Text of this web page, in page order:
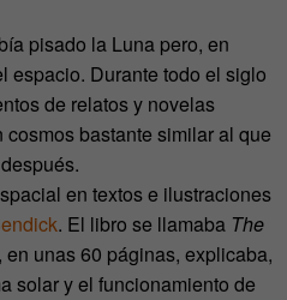
pisado la Luna pero, en
espacio. Durante todo el siglo
de relatos y novelas
bastante similar al que
en textos e ilustraciones
. El libro se llamaba The
en unas 60 páginas, explicaba,
solar y el funcionamiento de